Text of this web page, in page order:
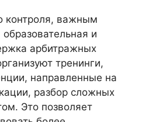
контроля, важным
и
арбитражных
тренинги,
направленные на
разбор сложных
Это позволяет